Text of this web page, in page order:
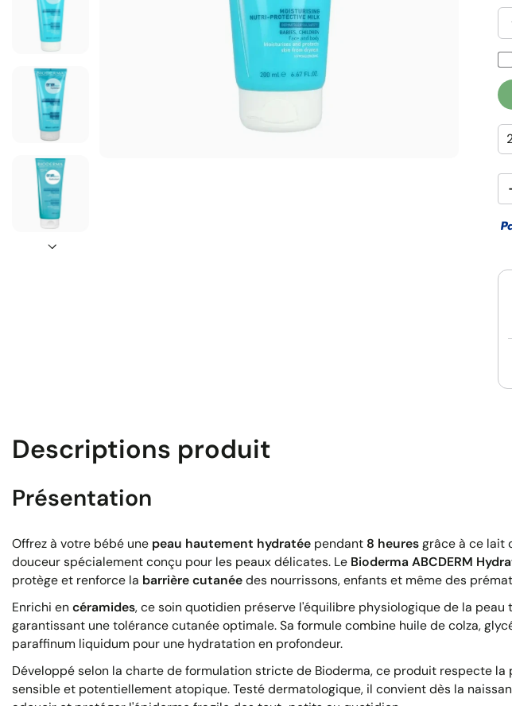
Descriptions produit
Présentation
Offrez à votre bébé une peau hautement hydratée pendant 8 heuresgrâce à ce lait
douceur spécialement conçu pour les peaux délicates. Le Bioderma ABCDERM
protège et renforce la barrière cutanéedes nourrissons, enfants et même des
Enrichi en céramides, ce soin quotidien préserve l'équilibre physiologique de la peau
garantissant une tolérance cutanée optimale. Sa formule combine huile de colza,
paraffinum liquidum pour une hydratation en profondeur.
Développé selon la charte de formulation stricte de Bioderma, ce produit respecte la
sensible et potentiellement atopique. Testé dermatologique, il convient dès la